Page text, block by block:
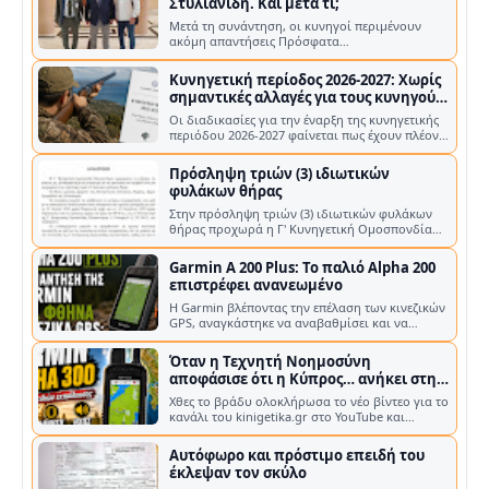
– Νέα κατανομή στα τέλη των αδειών
θήρας
Οι διαδικασίες για την έναρξη της κυνηγετικής
περιόδου 2026-2027 φαίνεται πως έχουν πλέον
ολοκληρωθεί σε επίπεδο υπουργ…
Πρόσληψη τριών (3) ιδιωτικών
φυλάκων θήρας
Στην πρόσληψη τριών (3) ιδιωτικών φυλάκων
θήρας προχωρά η Γ' Κυνηγετική Ομοσπονδία
Πελοποννήσου (Γ' Κ.Ο.Π.) , με στόχο …
Garmin A 200 Plus: Το παλιό Alpha 200
επιστρέφει ανανεωμένο
Η Garmin βλέποντας την επέλαση των κινεζικών
GPS, αναγκάστηκε να αναβαθμίσει και να
επανακυκλοφορήσει το παλιό A200 Η G…
Όταν η Τεχνητή Νοημοσύνη
αποφάσισε ότι η Κύπρος… ανήκει στην
Τουρκία!
Χθες το βράδυ ολοκλήρωσα το νέο βίντεο για το
κανάλι του kinigetika.gr στο YouTube και
έφτιαξα τη μικρογραφία του, δηλα…
Αυτόφωρο και πρόστιμο επειδή του
έκλεψαν τον σκύλο
Μια ιδιαίτερα ασυνήθιστη υπόθεση καταγγέλλει
ιδιοκτήτης σκύλου ράτσας Μαλινουά, ο οποίος
βρέθηκε αντιμέτωπος με τη διαδ…
Το νέο νομοσχέδιο για το κυνήγι: Η
μεγαλύτερη μεταρρύθμιση των
τελευταίων ετών στην Κύπρο